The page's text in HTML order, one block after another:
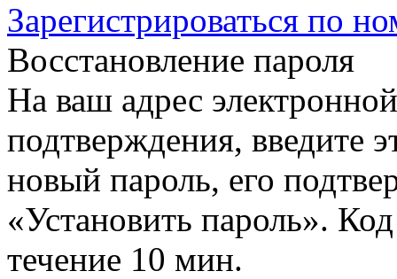
Зарегистрироваться по
Восстановление пароля
На ваш адрес
подтверждения, введите
новый пароль, его
«Установить пароль».
течение 10 мин.